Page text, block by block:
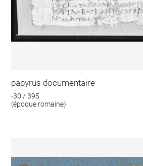
papyrus documentaire
-30 / 395
(époque romaine)